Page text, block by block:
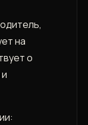
на
о